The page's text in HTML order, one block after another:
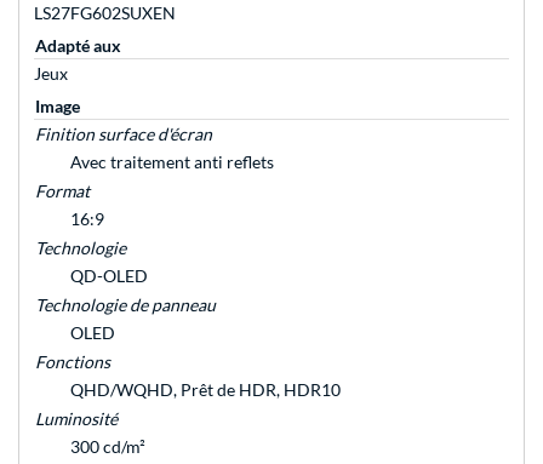
LS27FG602SUXEN
Adapté aux
Jeux
Image
Finition surface d'écran
Avec traitement anti reflets
Format
16:9
Technologie
QD-OLED
Technologie de panneau
OLED
Fonctions
QHD/WQHD, Prêt de HDR, HDR10
Luminosité
300 cd/m²